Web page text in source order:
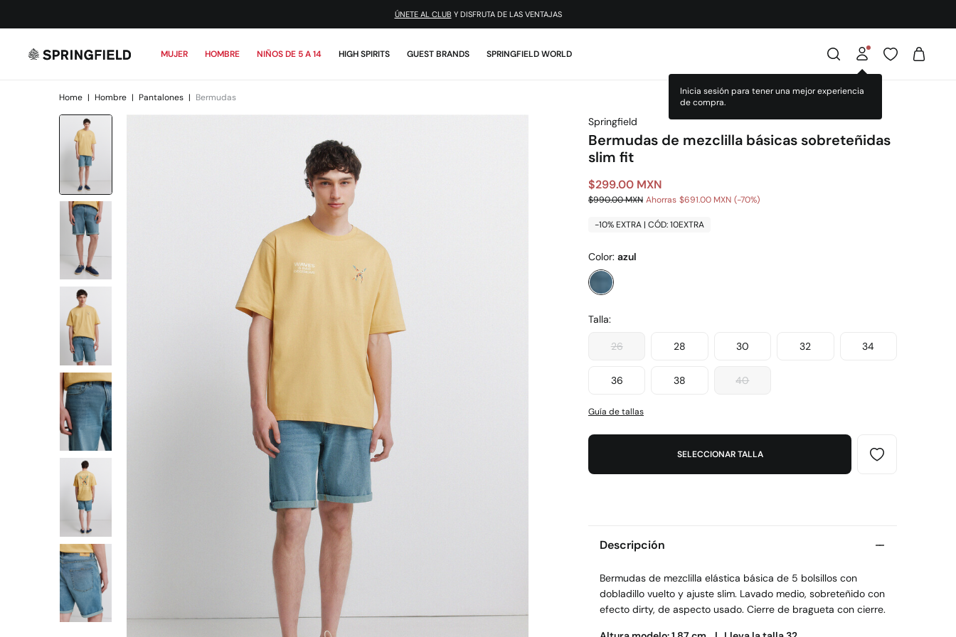
¡DESCARGA LA APP!
MUJER HOMBRE NIÑOS DE 5 A 14 HIGH SPIRITS GUEST BRANDS SPRINGFIELD WORLD
Home | Hombre | Pantalones | Bermudas
Springfield
Bermudas de mezclilla básicas sobreteñidas
slim fit
$299.00 MXN
$990.00 MXN Ahorras $691.00 MXN 70
-10% EXTRA | CÓD: 10EXTRA
Color: azul
Talla:
26 28 30 32 34
36 38 40
Guía de tallas
SELECCIONAR TALLA
Descripción
Bermudas de mezclilla elástica básica de 5 bolsillos con
dobladillo vuelto y ajuste slim. Lavado medio, sobreteñido con
efecto dirty, de aspecto usado. Cierre de bragueta con cierre.